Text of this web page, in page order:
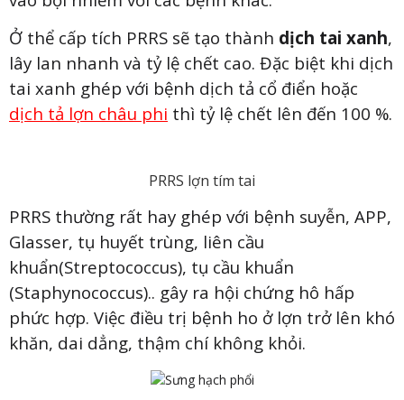
Ở thể cấp tích PRRS sẽ tạo thành dịch tai xanh,
lây lan nhanh và tỷ lệ chết cao. Đặc biệt khi dịch
tai xanh ghép với bệnh dịch tả cổ điển hoặc
dịch tả lợn châu phi thì tỷ lệ chết lên đến 100 %.
PRRS lợn tím tai
PRRS thường rất hay ghép với bệnh suyễn, APP,
Glasser, tụ huyết trùng, liên cầu
khuẩn(Streptococcus), tụ cầu khuẩn
(Staphynococcus).. gây ra hội chứng hô hấp
phức hợp. Việc điều trị bệnh ho ở lợn trở lên khó
khăn, dai dẳng, thậm chí không khỏi.